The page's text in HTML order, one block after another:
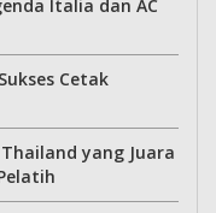
Italia dan AC
Cetak
yang Juara